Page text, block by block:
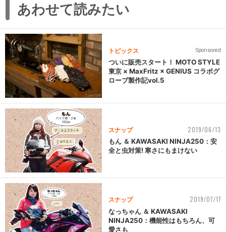
あわせて読みたい
トピックス Sponsored
ついに販売スタート！ MOTO STYLE
東京 × MaxFritz × GENIUS コラボグ
ローブ製作記vol.5
スナップ 2019/06/13
もん ＆ KAWASAKI NINJA250：安
全と虫対策! 寒さにもまけない
スナップ 2019/07/17
なっちゃん ＆ KAWASAKI
NINJA250：機能性はもちろん、可
愛さも